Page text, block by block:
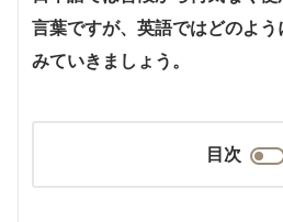
言葉ですが、英語ではどのよう
みていきましょう。
目次